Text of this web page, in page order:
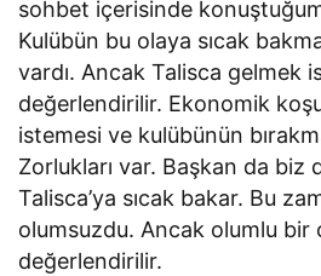
sohbet içerisinde
Kulübün bu olaya sıcak
vardı. Ancak Talisca gelmek
değerlendirilir. Ekonomik
istemesi ve kulübünün
Zorlukları var. Başkan da biz
Talisca’ya sıcak bakar. Bu
olumsuzdu. Ancak olumlu bir
değerlendirilir.